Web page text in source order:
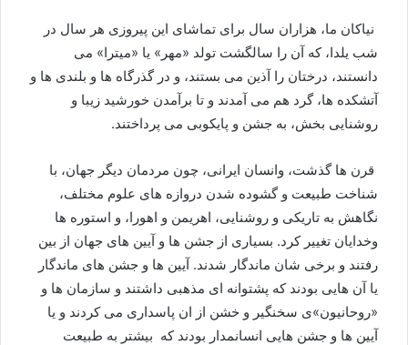
نیاکان ما، هزاران سال برای تماشای این پیروزی هر سال در
شب یلدا، که آن را سالگشت تولد «مهر» یا «میترا» می
دانستند، درختان را آذین می بستند، و در گذرگاه ها و بلندی ها و
آتشکده ها، گرد هم می آمدند و تا برآمدن خورشید زیبا و
روشنایی بخش، به جشن و پایکوبی می پرداختند.
قرن ها گذشت، وانسان ایرانی، چون مردمان دیگر جهان، با
شناخت طبیعت و گشوده شدن دروازه های علوم مختلف،
نگاهش به تاریکی و روشنایی، اهریمن و اهورا، و استوره ها
وخدایان تغییر کرد. بسیاری از جشن ها و آیین های جهان از بین
رفتند و برخی شان ماندگار شدند. آیین ها و جشن های ماندگار
یا آن هایی بودند که پشتوانه ای مذهبی داشتند و سازمان ها و
«روحانیون»ی سخنگیر و خشن از ان پاسداری می کردند و یا
آیین ها و جشن هایی انسانمدار بودند که بیشتر به طبیعت